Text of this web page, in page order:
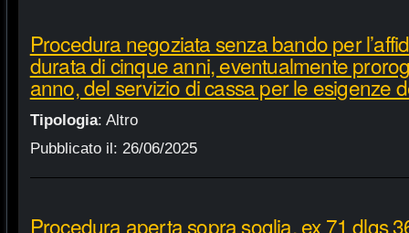
Procedura negoziata senza bando per
durata di cinque anni, eventualmente
anno, del servizio di cassa per le esigenze
Tipologia: Altro
Pubblicato il: 26/06/2025
Procedura aperta sopra soglia, ex 71 dlgs